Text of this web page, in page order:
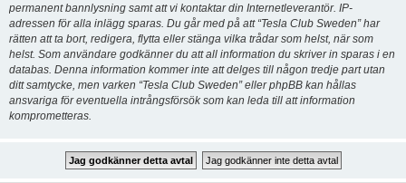
permanent bannlysning samt att vi kontaktar din Internetleverantör. IP-
adressen för alla inlägg sparas. Du går med på att “Tesla Club Sweden” har
rätten att ta bort, redigera, flytta eller stänga vilka trådar som helst, när som
helst. Som användare godkänner du att all information du skriver in sparas i en
databas. Denna information kommer inte att delges till någon tredje part utan
ditt samtycke, men varken “Tesla Club Sweden” eller phpBB kan hållas
ansvariga för eventuella intrångsförsök som kan leda till att information
komprometteras.